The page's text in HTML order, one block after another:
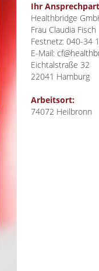
Ihr
Healthbridge
Frau Claudia Fisch
Festnetz: 040-34
E-Mail:
Eichtalstraße 32
22041 Hamburg
Arbeitsort:
74072 Heilbronn